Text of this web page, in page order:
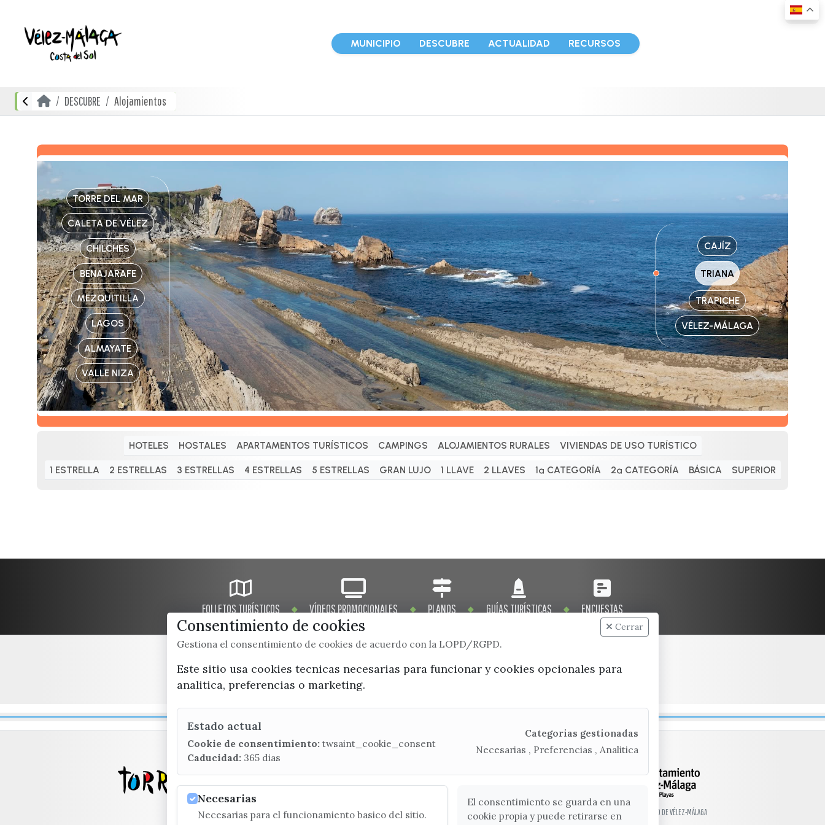
MUNICIPIO DESCUBRE ACTUALIDAD RECURSOS
DESCUBRE Alojamientos
TORRE DEL MAR
CALETA DE VÉLEZ
CHILCHES
BENAJARAFE
MEZQUITILLA
LAGOS
ALMAYATE
VALLE NIZA
CAJÍZ
TRIANA
TRAPICHE
VÉLEZ-MÁLAGA
HOTELES HOSTALES APARTAMENTOS TURÍSTICOS CAMPINGS ALOJAMIENTOS RURALES VIVIENDAS DE USO TURÍSTICO
1 ESTRELLA 2 ESTRELLAS 3 ESTRELLAS 4 ESTRELLAS 5 ESTRELLAS GRAN LUJO 1 LLAVE 2 LLAVES 1ª CATEGORÍA 2ª CATEGORÍA BÁSICA SUPERIOR
FOLLETOS TURÍSTICOS VÍDEOS PROMOCIONALES PLANOS GUÍAS TURÍSTICAS ENCUESTAS
x / twitter
(+34) 952 541 104
C/ Poniente, 2. CP 29740 - Torre del Mar
© EXCMO. AYUNTAMIENTO DE VÉLEZ-MÁLAGA
Consentimiento de cookies
Gestiona el consentimiento de cookies de acuerdo con la LOPD/RGPD.
Cerrar
Este sitio usa cookies tecnicas necesarias para funcionar y cookies opcionales para
analitica, preferencias o marketing.
Estado actual
Cookie de consentimiento: twsaint_cookie_consent
Caducidad: 365 dias
Categorias gestionadas
Necesarias , Preferencias , Analitica
Necesarias
Necesarias para el funcionamiento basico del sitio.
El consentimiento se guarda en una
cookie propia y puede retirarse en